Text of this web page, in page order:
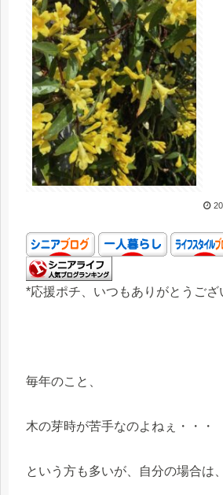
*応援ポチ、いつもありがとうござ
毎年のこと、
木の芽時が苦手なのよねぇ・・・
という方も多いが、自分の場合は、